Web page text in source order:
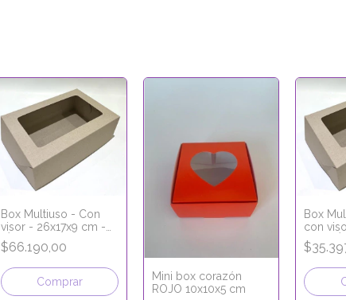
Box Multiuso - Con
visor - 26x17x9 cm -
LÍNEA ECO KRAFT
$66.190,00
Comprar
Mini box corazón
ROJO 10x10x5 cm
Box
con
cm -
KRAFT